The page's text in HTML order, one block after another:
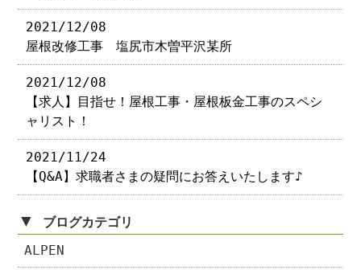
2021/12/08
屋根改修工事 塩尻市木曽平沢某所
2021/12/08
【求人】目指せ！屋根工事・屋根板金工事のスペシ
ャリスト！
2021/11/24
【Q&A】求職者さまの疑問にお答えいたします♪
▼ ブログカテゴリ
ALPEN